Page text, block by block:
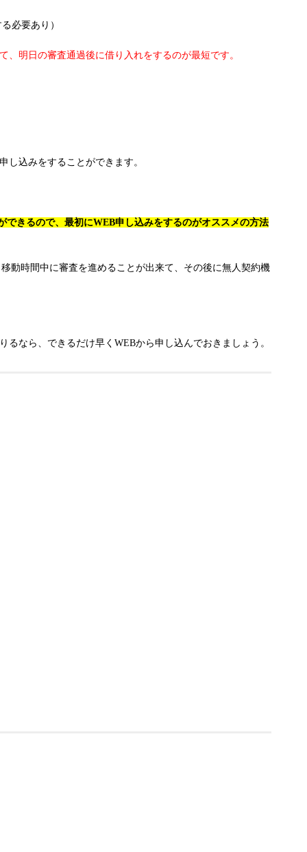
必要あり）
明日の審査通過後に借り入れをするのが最短です。
し込みをすることができます。
きるので、最初にWEB申し込みをするのがオススメの方法
動時間中に審査を進めることが出来て、その後に無人契約機
なら、できるだけ早くWEBから申し込んでおきましょう。